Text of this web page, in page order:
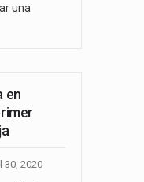
una
en
30, 2020